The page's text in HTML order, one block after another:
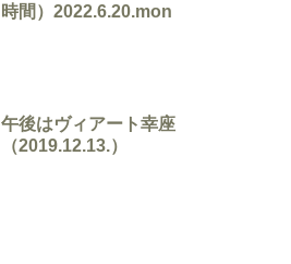
時間）2022.6.20.mon
午後はヴィアート幸座
（2019.12.13.）